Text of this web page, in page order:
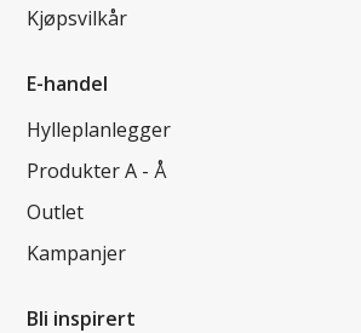
Kjøpsvilkår
E-handel
Hylleplanlegger
Produkter A - Å
Outlet
Kampanjer
Bli inspirert